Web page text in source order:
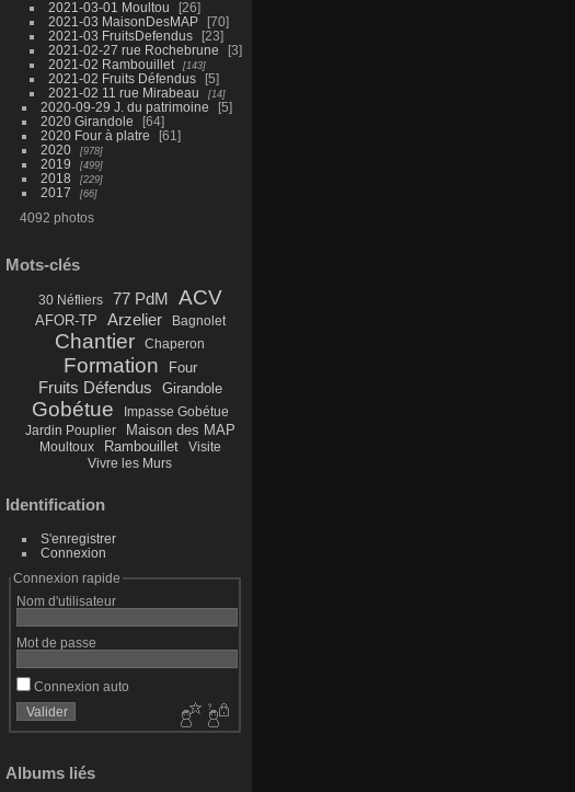
2021-03-01 Moultou
26
2021-03 MaisonDesMAP
70
2021-03 FruitsDefendus
23
2021-02-27 rue Rochebrune
3
2021-02 Rambouillet
143
2021-02 Fruits Défendus
5
2021-02 11 rue Mirabeau
14
2020-09-29 J. du patrimoine
5
2020 Girandole
64
2020 Four à platre
61
2020
978
2019 499
2018 229
2017 66
4092 photos
Mots-clés
30 Néfliers 77 PdM ACV
AFOR-TP Arzelier Bagnolet
Chantier Chaperon
Formation Four
Fruits Défendus Girandole
Gobétue
Impasse Gobétue
Jardin Pouplier
Maison des MAP
Moultoux Rambouillet
Visite
Vivre les Murs
Identification
S'enregistrer
Connexion
Connexion rapide
Nom d'utilisateur
Mot de passe
Connexion auto
Albums liés